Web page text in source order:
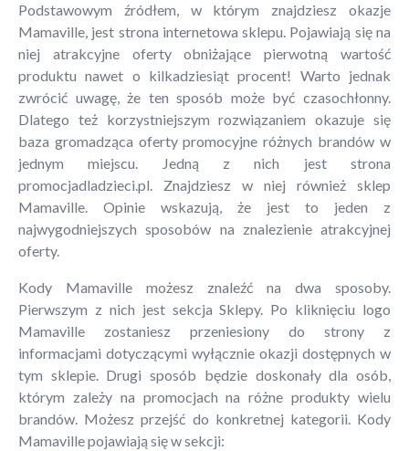
Podstawowym źródłem, w którym znajdziesz okazje
Mamaville, jest strona internetowa sklepu. Pojawiają się na
niej atrakcyjne oferty obniżające pierwotną wartość
produktu nawet o kilkadziesiąt procent! Warto jednak
zwrócić uwagę, że ten sposób może być czasochłonny.
Dlatego też korzystniejszym rozwiązaniem okazuje się
baza gromadząca oferty promocyjne różnych brandów w
jednym miejscu. Jedną z nich jest strona
promocjadladzieci.pl. Znajdziesz w niej również sklep
Mamaville. Opinie wskazują, że jest to jeden z
najwygodniejszych sposobów na znalezienie atrakcyjnej
oferty.
Kody Mamaville możesz znaleźć na dwa sposoby.
Pierwszym z nich jest sekcja Sklepy. Po kliknięciu logo
Mamaville zostaniesz przeniesiony do strony z
informacjami dotyczącymi wyłącznie okazji dostępnych w
tym sklepie. Drugi sposób będzie doskonały dla osób,
którym zależy na promocjach na różne produkty wielu
brandów. Możesz przejść do konkretnej kategorii. Kody
Mamaville pojawiają się w sekcji: